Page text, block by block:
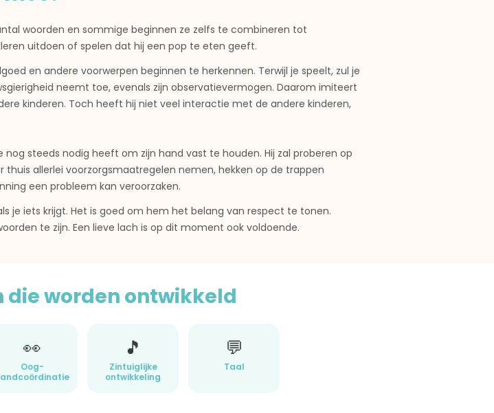
woorden en sommige beginnen ze zelfs te combineren tot
uitdoen of spelen dat hij een pop te eten geeft.
en andere voorwerpen beginnen te herkennen. Terwijl je speelt, zul je
neemt toe, evenals zijn observatievermogen. Daarom imiteert
kinderen. Toch heeft hij niet veel interactie met de andere kinderen,
steeds nodig heeft om zijn hand vast te houden. Hij zal proberen op
allerlei voorzorgsmaatregelen nemen, hekken op de trappen
een probleem kan veroorzaken.
je iets krijgt. Het is goed om hem het belang van respect te tonen.
te zijn. Een lieve lach is op dit moment ook voldoende.
die worden ontwikkeld
👀
Oog-
🎵
Zintuiglijke
ontwikkeling
💬
Taal